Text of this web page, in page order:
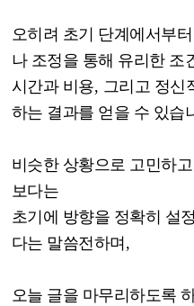
오히려 초기 단계에서부
나 조정을 통해 유리한 조
시간과 비용, 그리고 정신
하는 결과를 얻을 수 있습
비슷한 상황으로 고민하
보다는
초기에 방향을 정확히 설
다는 말씀전하며 ,
오늘 글을 마무리하도록